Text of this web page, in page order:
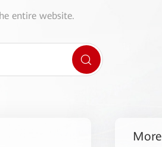
entire website.
More